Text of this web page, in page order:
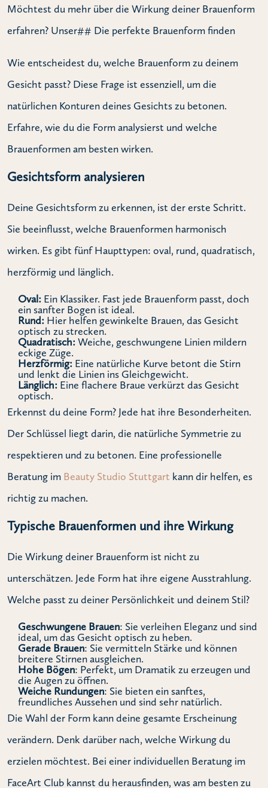
Möchtest du mehr über die Wirkung deiner Brauenform
erfahren? Unser## Die perfekte Brauenform finden
Wie entscheidest du, welche Brauenform zu deinem
Gesicht passt? Diese Frage ist essenziell, um die
natürlichen Konturen deines Gesichts zu betonen.
Erfahre, wie du die Form analysierst und welche
Brauenformen am besten wirken.
Gesichtsform analysieren
Deine Gesichtsform zu erkennen, ist der erste Schritt.
Sie beeinflusst, welche Brauenformen harmonisch
wirken. Es gibt fünf Haupttypen: oval, rund, quadratisch,
herzförmig und länglich.
Oval: Ein Klassiker. Fast jede Brauenform passt, doch
ein sanfter Bogen ist ideal.
Rund: Hier helfen gewinkelte Brauen, das Gesicht
optisch zu strecken.
Quadratisch:Weiche, geschwungene Linien mildern
eckige Züge.
Herzförmig: Eine natürliche Kurve betont die Stirn
und lenkt die Linien ins Gleichgewicht.
Länglich: Eine flachere Braue verkürzt das Gesicht
optisch.
Erkennst du deine Form? Jede hat ihre Besonderheiten.
Der Schlüssel liegt darin, die natürliche Symmetrie zu
respektieren und zu betonen. Eine professionelle
Beratung im Beauty Studio Stuttgart kann dir helfen, es
richtig zu machen.
Typische Brauenformen und ihre Wirkung
Die Wirkung deiner Brauenform ist nicht zu
unterschätzen. Jede Form hat ihre eigene Ausstrahlung.
Welche passt zu deiner Persönlichkeit und deinem Stil?
Geschwungene Brauen: Sie verleihen Eleganz und sind
ideal, um das Gesicht optisch zu heben.
Gerade Brauen: Sie vermitteln Stärke und können
breitere Stirnen ausgleichen.
Hohe Bögen: Perfekt, um Dramatik zu erzeugen und
die Augen zu öffnen.
Weiche Rundungen: Sie bieten ein sanftes,
freundliches Aussehen und sind sehr natürlich.
Die Wahl der Form kann deine gesamte Erscheinung
verändern. Denk darüber nach, welche Wirkung du
erzielen möchtest. Bei einer individuellen Beratung im
FaceArt Club kannst du herausfinden, was am besten zu